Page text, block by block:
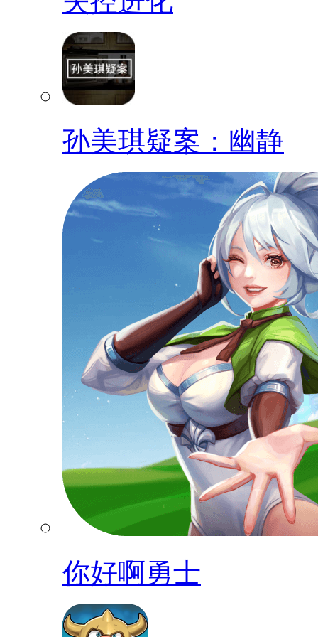
孙美琪疑案：幽静
你好啊勇士